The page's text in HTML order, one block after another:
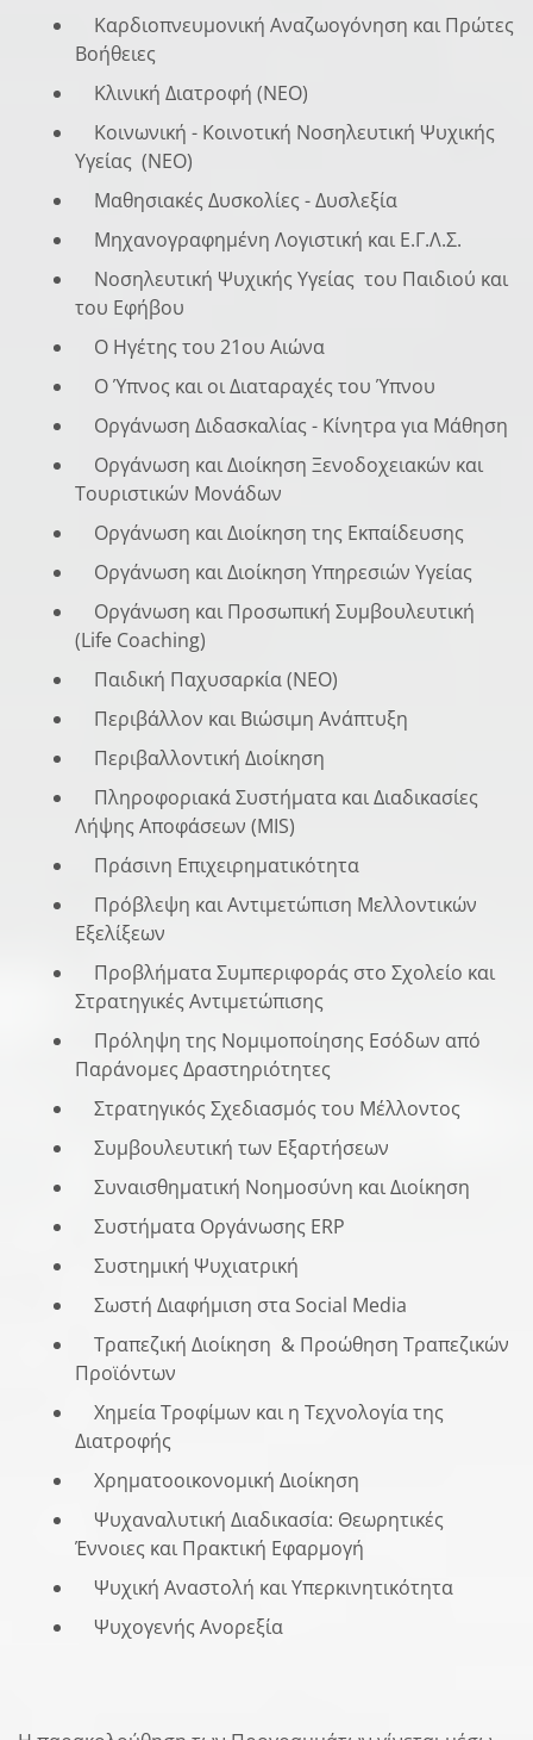
Καρδιοπνευμονική Αναζωογόνηση και Πρώτες
Βοήθειες
Κλινική Διατροφή (NEO)
Κοινωνική - Κοινοτική Νοσηλευτική Ψυχικής
Υγείας (NEO)
Μαθησιακές Δυσκολίες - Δυσλεξία
Μηχανογραφημένη Λογιστική και Ε.Γ.Λ.Σ.
Νοσηλευτική Ψυχικής Υγείας του Παιδιού και
του Εφήβου
Ο Ηγέτης του 21ου Αιώνα
Ο Ύπνος και οι Διαταραχές του Ύπνου
Οργάνωση Διδασκαλίας - Κίνητρα για Μάθηση
Οργάνωση και Διοίκηση Ξενοδοχειακών και
Τουριστικών Μονάδων
Οργάνωση και Διοίκηση της Εκπαίδευσης
Οργάνωση και Διοίκηση Υπηρεσιών Υγείας
Οργάνωση και Προσωπική Συμβουλευτική
(Life Coaching)
Παιδική Παχυσαρκία (NEO)
Περιβάλλον και Βιώσιμη Ανάπτυξη
Περιβαλλοντική Διοίκηση
Πληροφοριακά Συστήματα και Διαδικασίες
Λήψης Αποφάσεων (MIS)
Πράσινη Επιχειρηματικότητα
Πρόβλεψη και Αντιμετώπιση Μελλοντικών
Εξελίξεων
Προβλήματα Συμπεριφοράς στο Σχολείο και
Στρατηγικές Αντιμετώπισης
Πρόληψη της Νομιμοποίησης Εσόδων από
Παράνομες Δραστηριότητες
Στρατηγικός Σχεδιασμός του Μέλλοντος
Συμβουλευτική των Εξαρτήσεων
Συναισθηματική Νοημοσύνη και Διοίκηση
Συστήματα Οργάνωσης ERP
Συστημική Ψυχιατρική
Σωστή Διαφήμιση στα Social Media
Τραπεζική Διοίκηση & Προώθηση Τραπεζικών
Προϊόντων
Χημεία Τροφίμων και η Τεχνολογία της
Διατροφής
Χρηματοοικονομική Διοίκηση
Ψυχαναλυτική Διαδικασία: Θεωρητικές
Έννοιες και Πρακτική Εφαρμογή
Ψυχική Αναστολή και Υπερκινητικότητα
Ψυχογενής Ανορεξία